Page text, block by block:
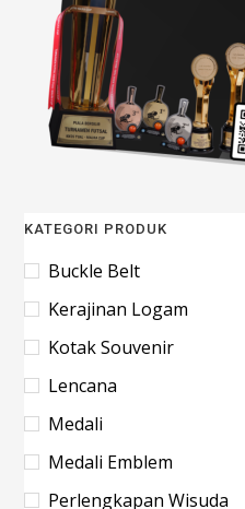
KATEGORI PRODUK
Buckle Belt
Kerajinan Logam
Kotak Souvenir
Lencana
Medali
Medali Emblem
Perlengkapan Wisuda